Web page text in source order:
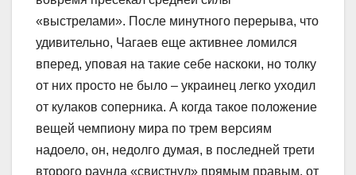
«выстрелами». После минутного перерыва, что
удивительно, Чагаев еще активнее ломился
вперед, уповая на такие себе наскоки, но толку
от них просто не было – украинец легко уходил
от кулаков соперника. А когда такое положение
вещей чемпиону мира по трем версиям
надоело, он, недолго думая, в последней трети
второго раунда «свистнул» прямым правым, от